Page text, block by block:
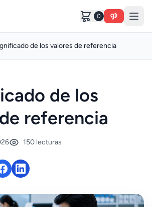
0
de los valores de referencia
de los
referencia
150 lecturas